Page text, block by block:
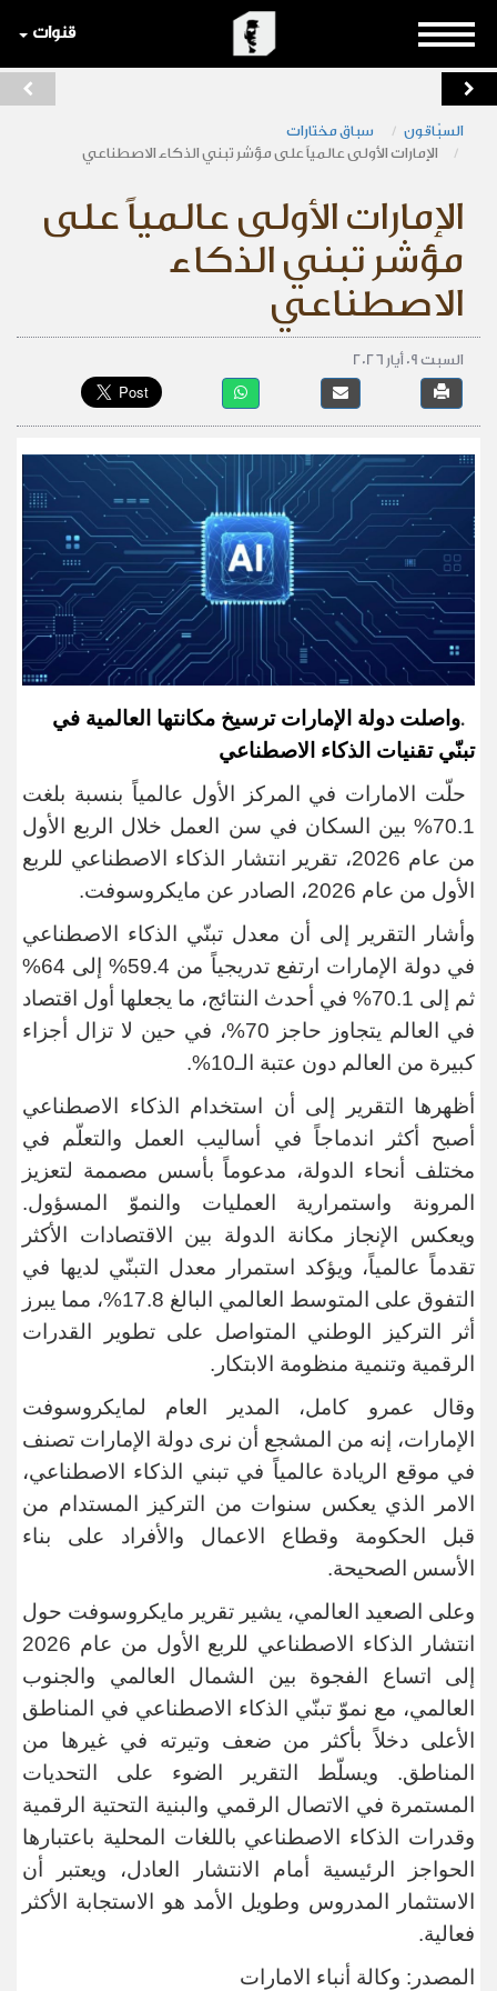
قنوات
السبّاقون
سباق مختارات
الإمارات الأولى عالمياً على مؤشر تبني الذكاء الاصطناعي
الإمارات الأولى عالمياً على
مؤشر تبني الذكاء
الاصطناعي
السبت 09 أيار 2026
.واصلت دولة الإمارات ترسيخ مكانتها العالمية في
تبنّي تقنيات الذكاء الاصطناعي
حلّت الامارات في المركز الأول عالمياً بنسبة بلغت
70.1% بين السكان في سن العمل خلال الربع الأول
من عام 2026، تقرير انتشار الذكاء الاصطناعي للربع
الأول من عام 2026، الصادر عن مايكروسوفت
.
وأشار التقرير إلى أن معدل تبنّي الذكاء الاصطناعي
في دولة الإمارات ارتفع تدريجياً من 59.4% إلى 64%
ثم إلى 70.1% في أحدث النتائج، ما يجعلها أول اقتصاد
في العالم يتجاوز حاجز 70%، في حين لا تزال أجزاء
كبيرة من العالم دون عتبة الـ10
%.
أظهرها التقرير إلى أن استخدام الذكاء الاصطناعي
أصبح أكثر اندماجاً في أساليب العمل والتعلّم في
مختلف أنحاء الدولة، مدعوماً بأسس مصممة لتعزيز
المرونة واستمرارية العمليات والنموّ المسؤول.
ويعكس الإنجاز مكانة الدولة بين الاقتصادات الأكثر
تقدماً عالمياً، ويؤكد استمرار معدل التبنّي لديها في
التفوق على المتوسط العالمي البالغ 17.8%، مما يبرز
أثر التركيز الوطني المتواصل على تطوير القدرات
الرقمية وتنمية منظومة الابتكار .
وقال عمرو كامل، المدير العام لمايكروسوفت
الإمارات، إنه من المشجع أن نرى دولة الإمارات تصنف
في موقع الريادة عالمياً في تبني الذكاء الاصطناعي،
الامر الذي يعكس سنوات من التركيز المستدام من
قبل الحكومة وقطاع الاعمال والأفراد على بناء
الأسس الصحيحة.
وعلى الصعيد العالمي، يشير تقرير مايكروسوفت حول
انتشار الذكاء الاصطناعي للربع الأول من عام 2026
إلى اتساع الفجوة بين الشمال العالمي والجنوب
العالمي، مع نموّ تبنّي الذكاء الاصطناعي في المناطق
الأعلى دخلاً بأكثر من ضعف وتيرته في غيرها من
المناطق. ويسلّط التقرير الضوء على التحديات
المستمرة في الاتصال الرقمي والبنية التحتية الرقمية
وقدرات الذكاء الاصطناعي باللغات المحلية باعتبارها
الحواجز الرئيسية أمام الانتشار العادل، ويعتبر أن
الاستثمار المدروس وطويل الأمد هو الاستجابة الأكثر
فعالية.
المصدر: وكالة أنباء الامارات